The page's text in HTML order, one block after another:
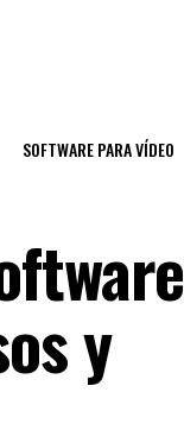
SOFTWARE PARA VÍDEO
y